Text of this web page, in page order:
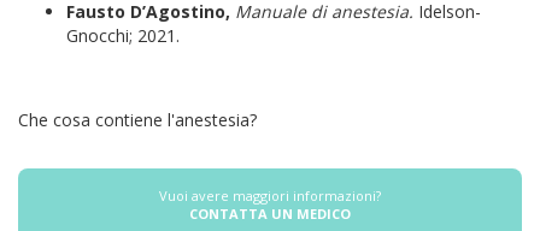
Fausto D’Agostino, Manuale di anestesia. Idelson-
Gnocchi; 2021.
Che cosa contiene l'anestesia?
Vuoi avere maggiori informazioni?
CONTATTA UN MEDICO